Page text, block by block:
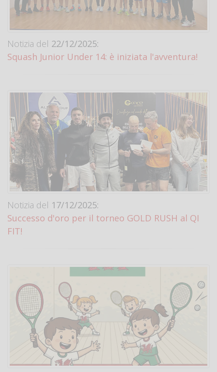
Notizia del 22/12/2025:
Squash Junior Under 14: è iniziata l'avventura!
Notizia del 17/12/2025:
Successo d'oro per il torneo GOLD RUSH al QI
FIT!